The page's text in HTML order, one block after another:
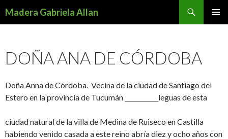
Madera Gabriela Allan
DOÑA ANA DE CÓRDOBA
Doña Anna de Córdoba. Vecina de la ciudad de Santiago del
Estero en la provincia de Tucumán ___________leguas de esta
ciudad natural de la villa de Medina de Ruiseco en Castilla
habiendo venido casada a este reino abría diez y ocho años con